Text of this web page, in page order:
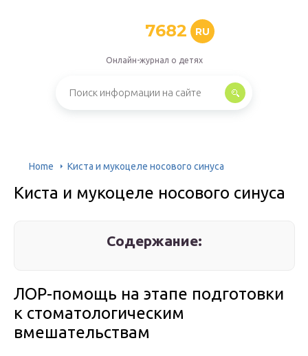
7682 RU
Онлайн-журнал о детях
Home Киста и мукоцеле носового синуса
Киста и мукоцеле носового синуса
Содержание:
ЛОР-помощь на этапе подготовки
к стоматологическим
вмешательствам